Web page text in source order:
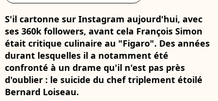
S'il cartonne sur Instagram aujourd'hui, avec
ses 360k followers, avant cela François Simon
était critique culinaire au "Figaro". Des années
durant lesquelles il a notamment été
confronté à un drame qu'il n'est pas près
d'oublier : le suicide du chef triplement étoilé
Bernard Loiseau.